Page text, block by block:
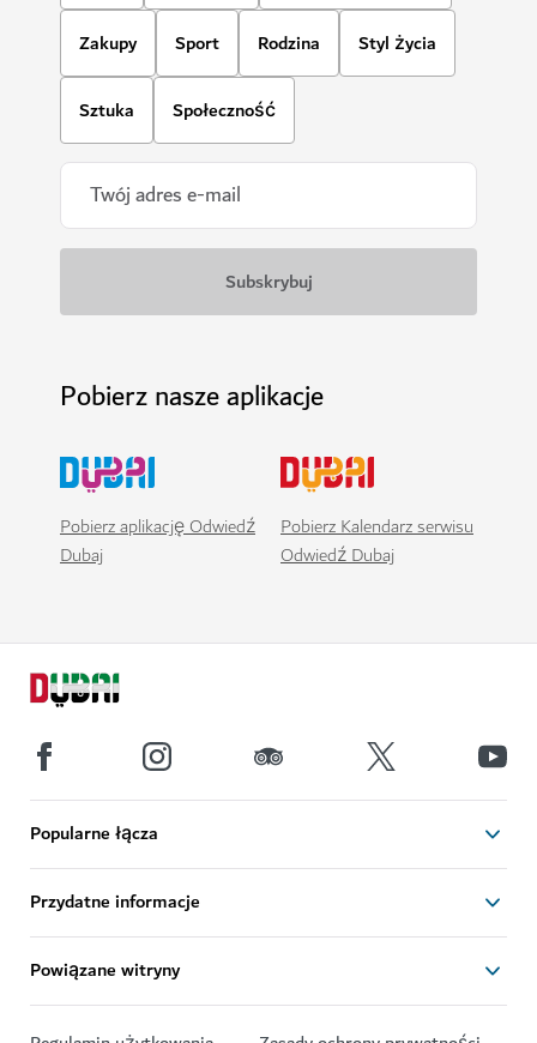
Zakupy Sport Rodzina Styl życia
Sztuka Społeczność
Pobierz nasze aplikacje
Pobierz aplikację Odwiedź
Dubaj
Pobierz Kalendarz serwisu
Odwiedź Dubaj
Popularne łącza
Przydatne informacje
Powiązane witryny